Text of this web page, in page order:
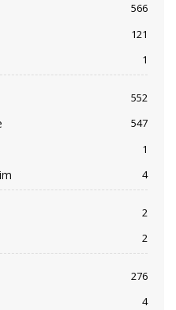
566
121
1
552
547
1
4
2
2
276
4